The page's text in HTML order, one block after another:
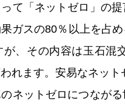
て「ネットゼロ」の
ガスの80％以上を占
、その内容は玉石混
れます。安易なネッ
ネットゼロにつなが